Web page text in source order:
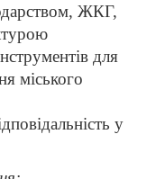
ЖКГ,
для
міського
у